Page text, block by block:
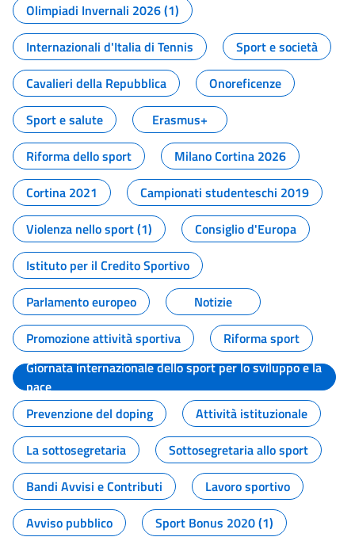
Olimpiadi Invernali 2026 (1)
Internazionali d'Italia di Tennis
Sport e società
Cavalieri della Repubblica
Onoreficenze
Sport e salute
Erasmus+
Riforma dello sport
Milano Cortina 2026
Cortina 2021
Campionati studenteschi 2019
Violenza nello sport (1)
Consiglio d'Europa
Istituto per il Credito Sportivo
Parlamento europeo
Notizie
Promozione attività sportiva
Riforma sport
Giornata internazionale dello sport per lo sviluppo e la
pace
Prevenzione del doping
Attività istituzionale
La sottosegretaria
Sottosegretaria allo sport
Bandi Avvisi e Contributi
Lavoro sportivo
Avviso pubblico
Sport Bonus 2020 (1)